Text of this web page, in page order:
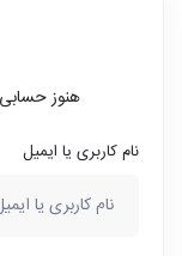
هنوز
نام کاربری یا ایمیل